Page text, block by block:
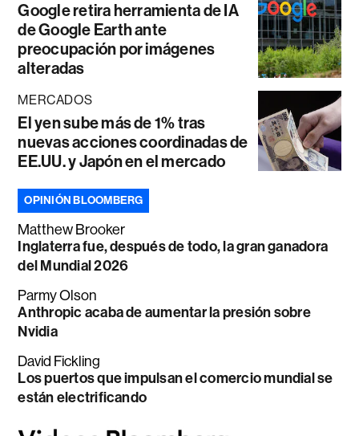
Google retira herramienta de IA
de Google Earth ante
preocupación por imágenes
alteradas
MERCADOS
El yen sube más de 1% tras
nuevas acciones coordinadas de
EE.UU. y Japón en el mercado
OPINIÓN BLOOMBERG
Matthew Brooker
Inglaterra fue, después de todo, la gran ganadora
del Mundial 2026
Parmy Olson
Anthropic acaba de aumentar la presión sobre
Nvidia
David Fickling
Los puertos que impulsan el comercio mundial se
están electrificando